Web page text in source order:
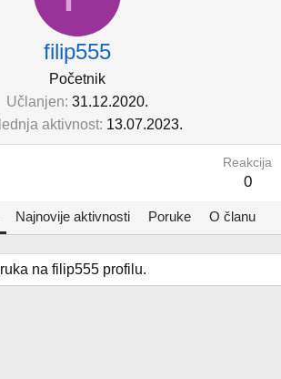
filip555
Početnik
Učlanjen 31.12.2020.
aktivnost 13.07.2023.
Reakcija
0
Najnovije aktivnosti Poruke O članu
na filip555 profilu.